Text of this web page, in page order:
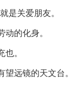
是关爱朋友。
的化身。
。
远镜的天文台。